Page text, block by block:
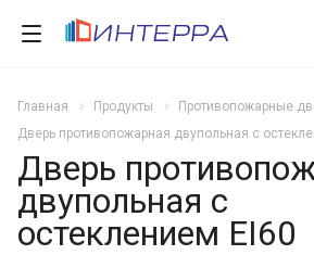
Главная Продукты
Противопожарные
Дверь противопожарная двупольная с
Дверь
двупольная с
остеклением EI60